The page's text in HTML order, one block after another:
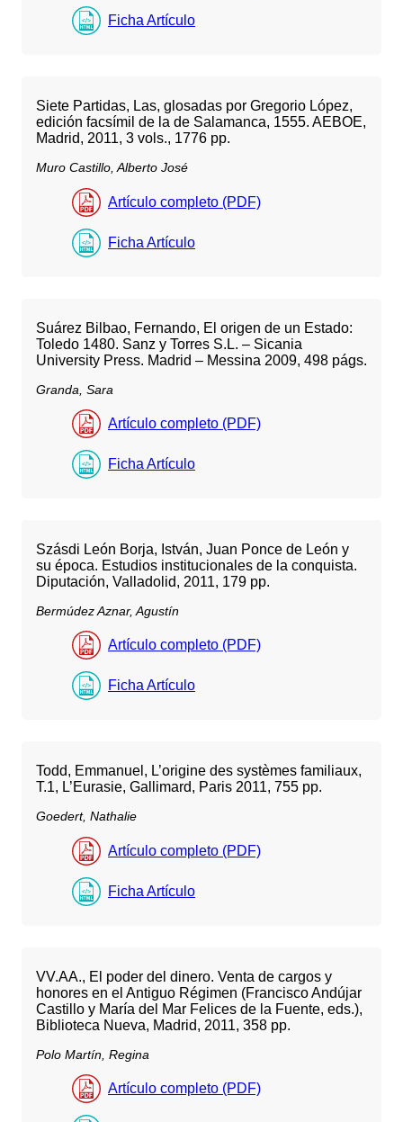
Ficha Artículo
Siete Partidas, Las, glosadas por Gregorio López,
edición facsímil de la de Salamanca, 1555. AEBOE,
Madrid, 2011, 3 vols., 1776 pp.
Muro Castillo, Alberto José
Artículo completo (PDF)
Ficha Artículo
Suárez Bilbao, Fernando, El origen de un Estado:
Toledo 1480. Sanz y Torres S.L. – Sicania
University Press. Madrid – Messina 2009, 498 págs.
Granda, Sara
Artículo completo (PDF)
Ficha Artículo
Szásdi León Borja, István, Juan Ponce de León y
su época. Estudios institucionales de la conquista.
Diputación, Valladolid, 2011, 179 pp.
Bermúdez Aznar, Agustín
Artículo completo (PDF)
Ficha Artículo
Todd, Emmanuel, L’origine des systèmes familiaux,
T.1, L’Eurasie, Gallimard, Paris 2011, 755 pp.
Goedert, Nathalie
Artículo completo (PDF)
Ficha Artículo
VV.AA., El poder del dinero. Venta de cargos y
honores en el Antiguo Régimen (Francisco Andújar
Castillo y María del Mar Felices de la Fuente, eds.),
Biblioteca Nueva, Madrid, 2011, 358 pp.
Polo Martín, Regina
Artículo completo (PDF)